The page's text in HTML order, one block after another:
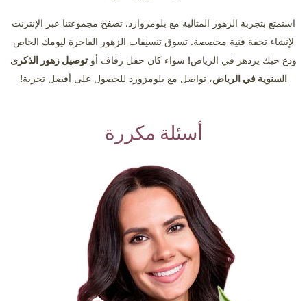
استمتع بتجربة الزهور المثالية مع بلومزوارد. تصفح مجموعتنا عبر الإنترنت
لإنشاء تحفة فنية مخصصة. تسوق تنسيقات الزهور الفاخرة ليومك الخاص
ودع حبك يزدهر في الرياض! سواء كان حفل زفاف أو توصيل زهور الذكرى
السنوية في الرياض، تواصل مع بلومزورد للحصول على أفضل تجربة!
أسئلة مكررة